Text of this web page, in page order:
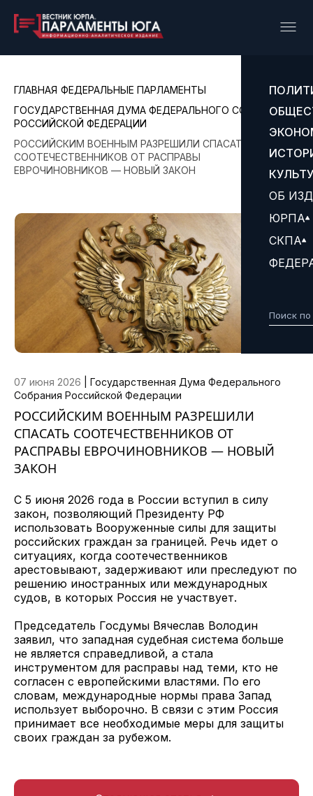
ОБ
ЮРПА
СКПА
ГЛАВНАЯ ФЕДЕРАЛЬНЫЕ ПАРЛАМЕНТЫ
ГОСУДАРСТВЕННАЯ ДУМА ФЕДЕРАЛЬНОГО СОБРАНИЯ
РОССИЙСКОЙ ФЕДЕРАЦИИ
РОССИЙСКИМ ВОЕННЫМ РАЗРЕШИЛИ СПАСАТЬ
СООТЕЧЕСТВЕННИКОВ ОТ РАСПРАВЫ
ЕВРОЧИНОВНИКОВ — НОВЫЙ ЗАКОН
07 июня 2026
Государственная Дума Федерального
Собрания Российской Федерации
РОССИЙСКИМ ВОЕННЫМ РАЗРЕШИЛИ
СПАСАТЬ СООТЕЧЕСТВЕННИКОВ ОТ
РАСПРАВЫ ЕВРОЧИНОВНИКОВ — НОВЫЙ
ЗАКОН
С 5 июня 2026 года в России вступил в силу
закон, позволяющий Президенту РФ
использовать Вооруженные силы для защиты
российских граждан за границей. Речь идет о
ситуациях, когда соотечественников
арестовывают, задерживают или преследуют по
решению иностранных или международных
судов, в которых Россия не участвует.
Председатель Госдумы Вячеслав Володин
заявил, что западная судебная система больше
не является справедливой, а стала
инструментом для расправы над теми, кто не
согласен с европейскими властями. По его
словам, международные нормы права Запад
использует выборочно. В связи с этим Россия
принимает все необходимые меры для защиты
своих граждан за рубежом.